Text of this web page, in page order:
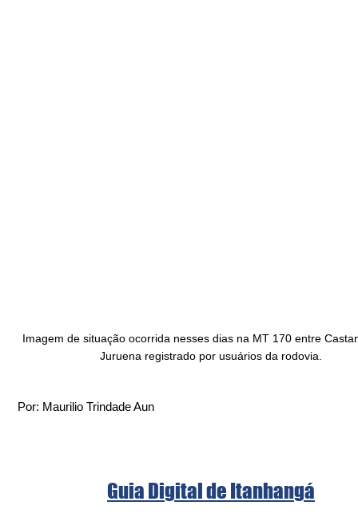
Imagem de situação ocorrida nesses dias na MT 170 entre
Juruena registrado por usuários da rodovia.
Por: Maurilio Trindade Aun
Guia Digital de Itanhangá